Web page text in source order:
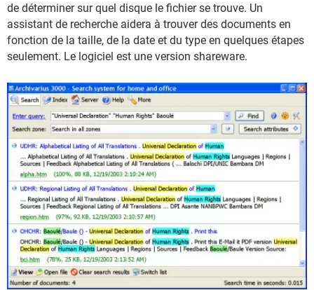
de déterminer sur quel disque le fichier se trouve. Un
assistant de recherche aidera à trouver des documents en
fonction de la taille, de la date et du type en quelques étapes
seulement. Le logiciel est une version shareware.